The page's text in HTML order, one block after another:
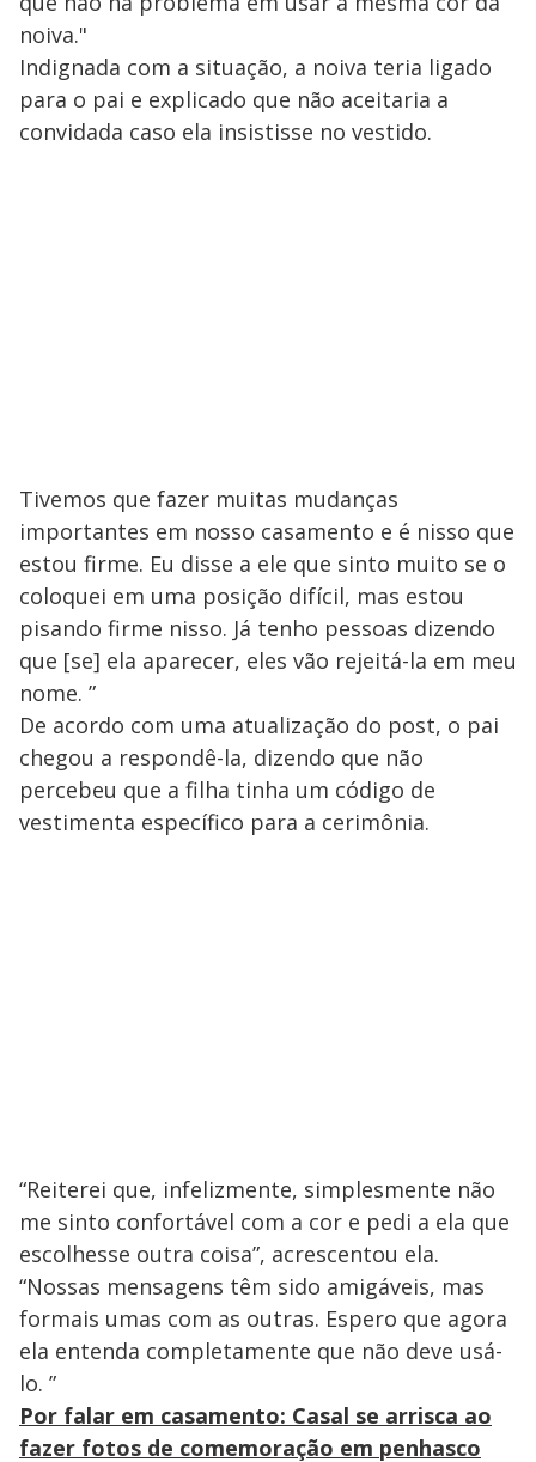
noiva."
Indignada com a situação, a noiva teria ligado
para o pai e explicado que não aceitaria a
convidada caso ela insistisse no vestido.
Tivemos que fazer muitas mudanças
importantes em nosso casamento e é nisso que
estou firme. Eu disse a ele que sinto muito se o
coloquei em uma posição difícil, mas estou
pisando firme nisso. Já tenho pessoas dizendo
que [se] ela aparecer, eles vão rejeitá-la em meu
nome. ”
De acordo com uma atualização do post, o pai
chegou a respondê-la, dizendo que não
percebeu que a filha tinha um código de
vestimenta específico para a cerimônia.
“Reiterei que, infelizmente, simplesmente não
me sinto confortável com a cor e pedi a ela que
escolhesse outra coisa”, acrescentou ela.
“Nossas mensagens têm sido amigáveis, mas
formais umas com as outras. Espero que agora
ela entenda completamente que não deve usá-
lo. ”
Por falar em casamento: Casal se arrisca ao
fazer fotos de comemoração em penhasco